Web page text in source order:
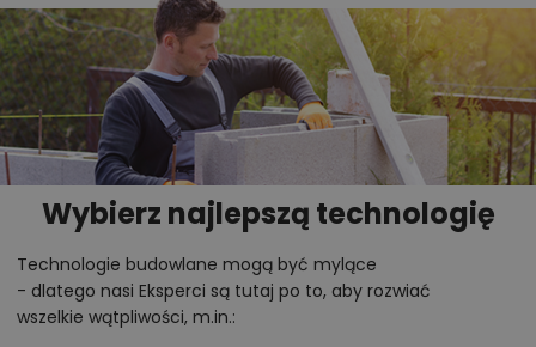
Wybierz najlepszą technologię
Technologie budowlane mogą być mylące
- dlatego nasi Eksperci są tutaj po to, aby rozwiać
wszelkie wątpliwości, m.in.: